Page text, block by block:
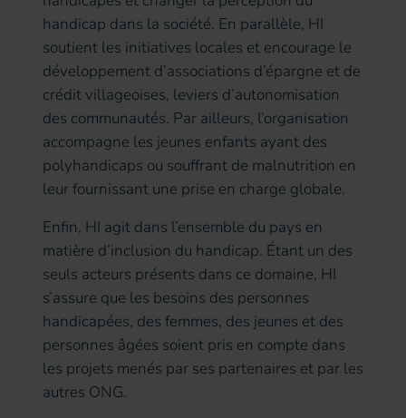
handicap dans la société. En parallèle, HI
soutient les initiatives locales et encourage le
développement d’associations d’épargne et de
crédit villageoises, leviers d’autonomisation
des communautés. Par ailleurs, l’organisation
accompagne les jeunes enfants ayant des
polyhandicaps ou souffrant de malnutrition en
leur fournissant une prise en charge globale.
Enfin, HI agit dans l’ensemble du pays en
matière d’inclusion du handicap. Étant un des
seuls acteurs présents dans ce domaine, HI
s’assure que les besoins des personnes
handicapées, des femmes, des jeunes et des
personnes âgées soient pris en compte dans
les projets menés par ses partenaires et par les
autres ONG.